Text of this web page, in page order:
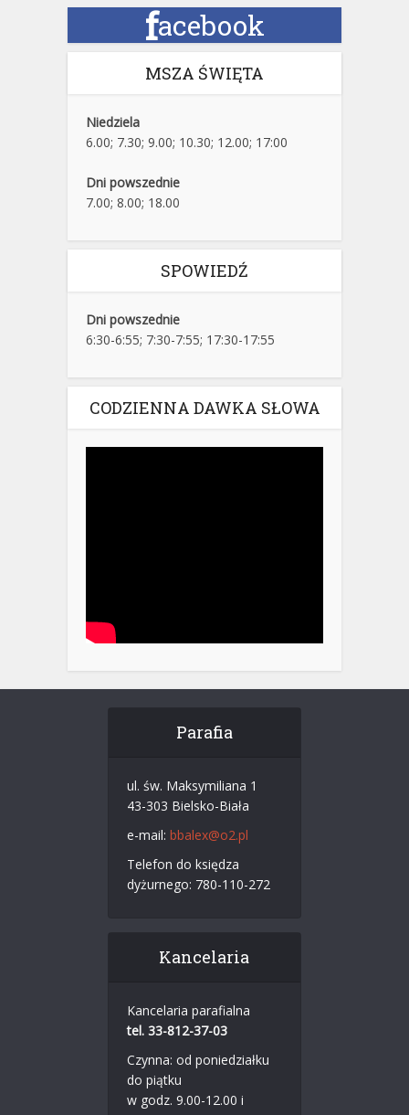
facebook
MSZA ŚWIĘTA
Niedziela
6.00; 7.30; 9.00; 10.30; 12.00; 17:00
Dni powszednie
7.00; 8.00; 18.00
SPOWIEDŹ
Dni powszednie
6:30-6:55; 7:30-7:55; 17:30-17:55
CODZIENNA DAWKA SŁOWA
Parafia
ul. św. Maksymiliana 1
43-303 Bielsko-Biała
e-mail: bbalex@o2.pl
Telefon do księdza
dyżurnego: 780-110-272
Kancelaria
Kancelaria parafialna
tel. 33-812-37-03
Czynna: od poniedziałku
do piątku
w godz. 9.00-12.00 i